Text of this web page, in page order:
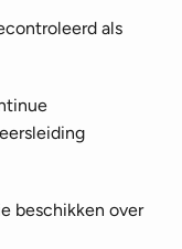
als
beschikken over